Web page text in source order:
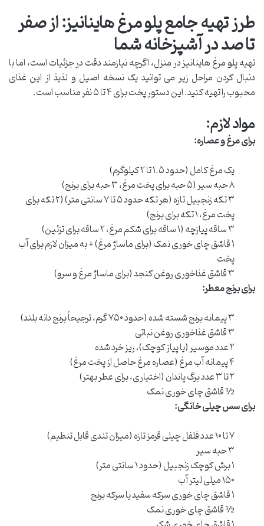
طرز تهیه جامع پلو مرغ هاینانیز: از صفر
تا صد در آشپزخانه شما
تهیه پلو مرغ هاینانیز در منزل، اگرچه نیازمند دقت در جزئیات است، اما با
دنبال کردن مراحل زیر می توانید یک نسخه اصیل و لذیذ از این غذای
محبوب را تهیه کنید. این دستور پخت برای ۴ تا ۵ نفر مناسب است.
مواد لازم:
برای مرغ و عصاره:
یک مرغ کامل (حدود ۱.۵ تا ۲ کیلوگرم)
۸ حبه سیر (۵ حبه برای پخت مرغ، ۳ حبه برای برنج)
۳ تکه زنجبیل تازه (هر تکه حدود ۵ تا ۷ سانتی متر) (۲ تکه برای
پخت مرغ، ۱ تکه برای برنج)
۳ ساقه پیازچه (۱ ساقه برای شکم مرغ، ۲ ساقه برای تزئین)
۱ قاشق چای خوری نمک (برای ماساژ مرغ) + به میزان لازم برای آب
پخت
۳ قاشق غذاخوری روغن کنجد (برای ماساژ مرغ و سرو)
برای برنج معطر:
۳ پیمانه برنج شسته شده (حدود ۷۵۰ گرم، ترجیحاً برنج دانه بلند)
۳ قاشق غذاخوری روغن نباتی
۲ عدد موسیر (یا پیاز کوچک)، ریز خرد شده
۴ پیمانه آب مرغ (عصاره مرغ حاصل از پخت مرغ)
۲ تا ۳ عدد برگ پاندان (اختیاری، برای عطر بهتر)
½ قاشق چای خوری نمک
برای سس چیلی خانگی:
۷ تا ۱۰ عدد فلفل چیلی قرمز تازه (میزان تندی قابل تنظیم)
۳ حبه سیر
۱ برش کوچک زنجبیل (حدود ۱ سانتی متر)
۱۵۰ میلی لیتر آب
۱ قاشق چای خوری سرکه سفید یا سرکه برنج
½ قاشق چای خوری نمک